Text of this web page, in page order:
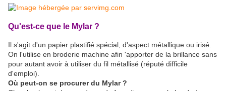
Qu'est-ce que le Mylar ?
Il s'agit d'un papier plastifié spécial, d'aspect métallique ou irisé.
On l'utilise en broderie machine afin 'apporter de la brillance sans
pour autant avoir à utiliser du fil métallisé (réputé difficile
d'emploi).
Où peut-on se procurer du Mylar ?